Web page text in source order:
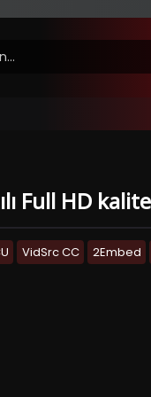
Full HD
VidSrc CC 2Embed